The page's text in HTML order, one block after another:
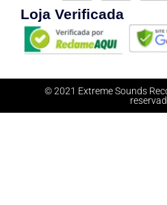
Loja Verificada
© 2021 Extreme Sounds